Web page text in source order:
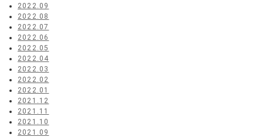
2022.09
2022.08
2022.07
2022.06
2022.05
2022.04
2022.03
2022.02
2022.01
2021.12
2021.11
2021.10
2021.09